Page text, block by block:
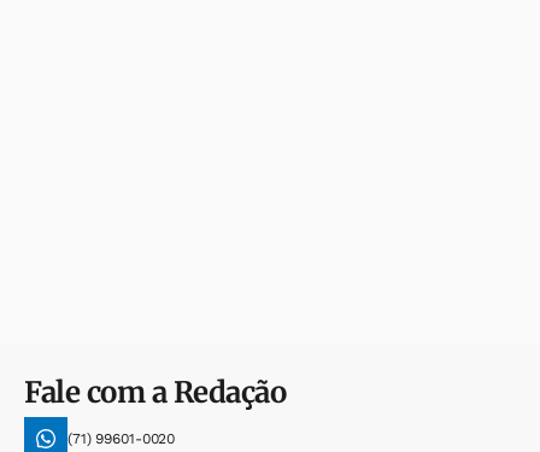
Fale com a Redação
(71) 99601-0020